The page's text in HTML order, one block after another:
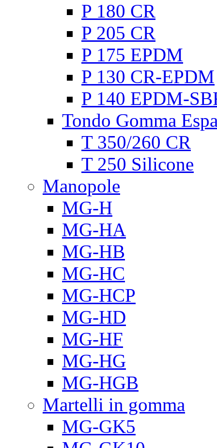
P 180 CR
P 205 CR
P 175 EPDM
P 130 CR-EPDM
P 140 EPDM-
Tondo Gomma
T 350/260 CR
T 250 Silicone
Manopole
MG-H
MG-HA
MG-HB
MG-HC
MG-HCP
MG-HD
MG-HF
MG-HG
MG-HGB
Martelli in gomma
MG-GK5